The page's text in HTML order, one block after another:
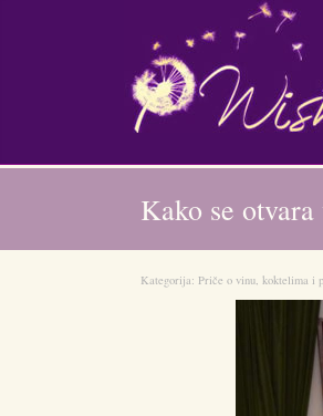
Kako se
Kategorija: Priče o vinu, koktelima i